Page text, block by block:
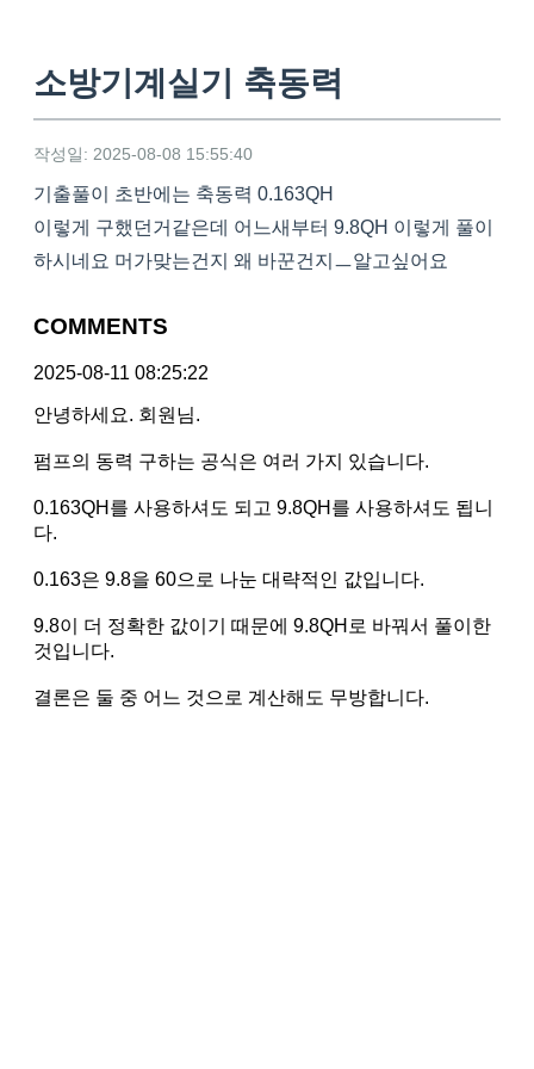
소방기계실기 축동력
작성일: 2025-08-08 15:55:40
기출풀이 초반에는 축동력 0.163QH
이렇게 구했던거같은데 어느새부터 9.8QH 이렇게 풀이
하시네요 머가맞는건지 왜 바꾼건지ㅡ알고싶어요
COMMENTS
2025-08-11 08:25:22
안녕하세요. 회원님.
펌프의 동력 구하는 공식은 여러 가지 있습니다.
0.163QH를 사용하셔도 되고 9.8QH를 사용하셔도 됩니
다.
0.163은 9.8을 60으로 나눈 대략적인 값입니다.
9.8이 더 정확한 값이기 때문에 9.8QH로 바꿔서 풀이한
것입니다.
결론은 둘 중 어느 것으로 계산해도 무방합니다.